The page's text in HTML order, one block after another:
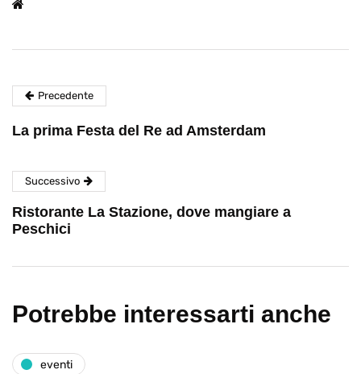
Precedente
La prima Festa del Re ad Amsterdam
Successivo
Ristorante La Stazione, dove mangiare a
Peschici
Potrebbe interessarti anche
eventi